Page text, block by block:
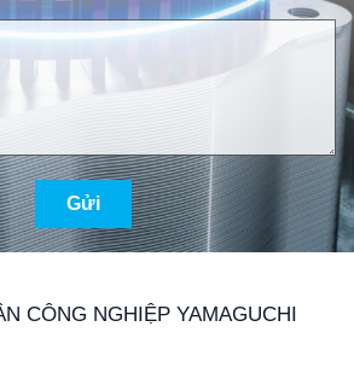
Gửi
CÔNG NGHIỆP YAMAGUCHI